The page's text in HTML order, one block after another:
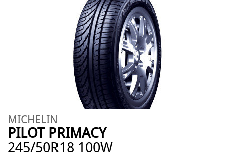
MICHELIN
PILOT PRIMACY
245/50R18 100W